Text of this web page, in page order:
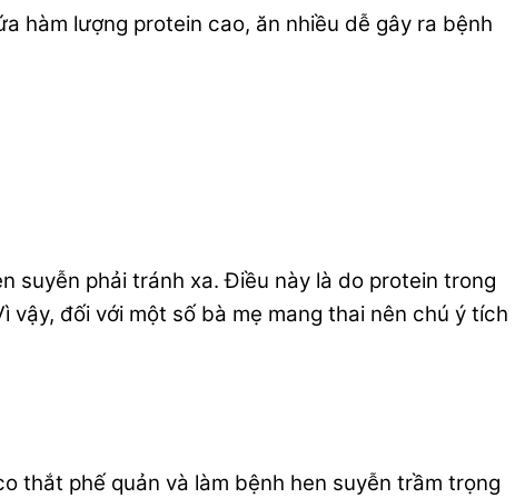
hàm lượng protein cao, ăn nhiều dễ gây ra bệnh
suyễn phải tránh xa. Điều này là do protein trong
đối với một số bà mẹ mang thai nên chú ý tích
thắt phế quản và làm bệnh hen suyễn trầm trọng